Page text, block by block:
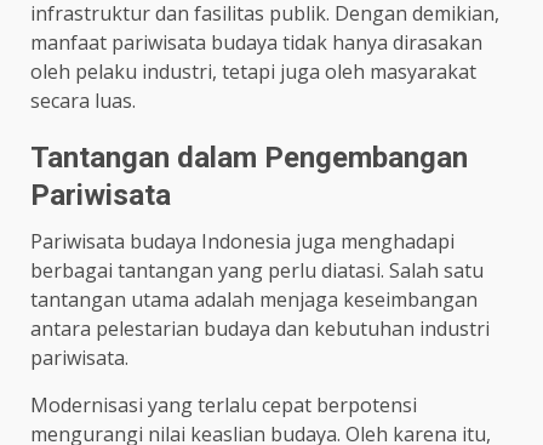
infrastruktur dan fasilitas publik. Dengan demikian,
manfaat pariwisata budaya tidak hanya dirasakan
oleh pelaku industri, tetapi juga oleh masyarakat
secara luas.
Tantangan dalam Pengembangan
Pariwisata
Pariwisata budaya Indonesia juga menghadapi
berbagai tantangan yang perlu diatasi. Salah satu
tantangan utama adalah menjaga keseimbangan
antara pelestarian budaya dan kebutuhan industri
pariwisata.
Modernisasi yang terlalu cepat berpotensi
mengurangi nilai keaslian budaya. Oleh karena itu,